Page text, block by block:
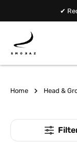
✔
Home Head &